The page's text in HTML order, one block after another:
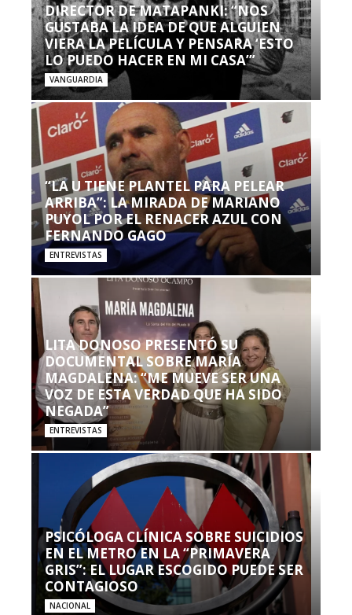
DIRECTOR DE MATAPANKI: “NOS
GUSTABA LA IDEA DE QUE ALGUIEN
VIERA LA PELÍCULA Y PENSARA ‘ESTO
LO PUEDO HACER EN MI CASA’”
VANGUARDIA
“LA U TIENE PLANTEL PARA PELEAR
ARRIBA”: LA MIRADA DE MARIANO
PUYOL POR EL RENACER AZUL CON
FERNANDO GAGO
ENTREVISTAS
LITA DONOSO PRESENTÓ SU
DOCUMENTAL SOBRE MARÍA
MAGDALENA: “ME MUEVE SER UNA
VOZ DE ESTA VERDAD QUE HA SIDO
NEGADA”
ENTREVISTAS
PSICÓLOGA CLÍNICA SOBRE SUICIDIOS
EN EL METRO EN LA “PRIMAVERA
GRIS”: EL LUGAR ESCOGIDO PUEDE SER
CONTAGIOSO
NACIONAL